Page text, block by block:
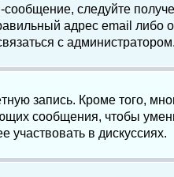
следуйте
адрес email либо
с
запись. Кроме того,
сообщения, чтобы
участвовать в дискуссиях.